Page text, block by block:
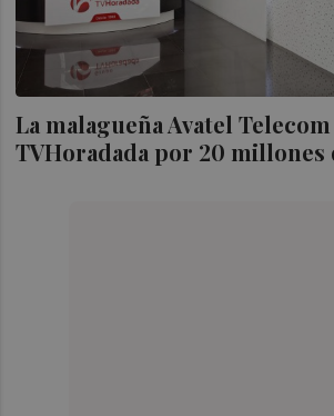
La malagueña Avatel
TVHoradada por 20 millones